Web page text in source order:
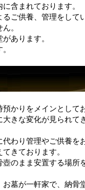
含まれております。
ご供養、管理をして
。
あります。
かりをメインとして
大きな変化が見られて
わり管理やご供養を
きております。
のまま安置する場所
墓が一軒家で、納骨